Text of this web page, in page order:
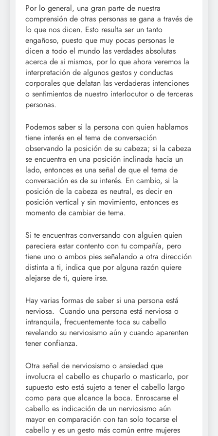
Por lo general, una gran parte de nuestra
comprensión de otras personas se gana a través de
lo que nos dicen. Esto resulta ser un tanto
engañoso, puesto que muy pocas personas le
dicen a todo el mundo las verdades absolutas
acerca de si mismos, por lo que ahora veremos la
interpretación de algunos gestos y conductas
corporales que delatan las verdaderas intenciones
o sentimientos de nuestro interlocutor o de terceras
personas.
Podemos saber si la persona con quien hablamos
tiene interés en el tema de conversación
observando la posición de su cabeza; si la cabeza
se encuentra en una posición inclinada hacia un
lado, entonces es una señal de que el tema de
conversación es de su interés. En cambio, si la
posición de la cabeza es neutral, es decir en
posición vertical y sin movimiento, entonces es
momento de cambiar de tema.
Si te encuentras conversando con alguien quien
pareciera estar contento con tu compañía, pero
tiene uno o ambos pies señalando a otra dirección
distinta a ti, indica que por alguna razón quiere
alejarse de ti, quiere irse.
Hay varias formas de saber si una persona está
nerviosa. Cuando una persona está nerviosa o
intranquila, frecuentemente toca su cabello
revelando su nerviosismo aún y cuando aparenten
tener confianza.
Otra señal de nerviosismo o ansiedad que
involucra el cabello es chuparlo o masticarlo, por
supuesto esto está sujeto a tener el cabello largo
como para que alcance la boca. Enroscarse el
cabello es indicación de un nerviosismo aún
mayor en comparación con tan solo tocarse el
cabello y es un gesto más común entre mujeres